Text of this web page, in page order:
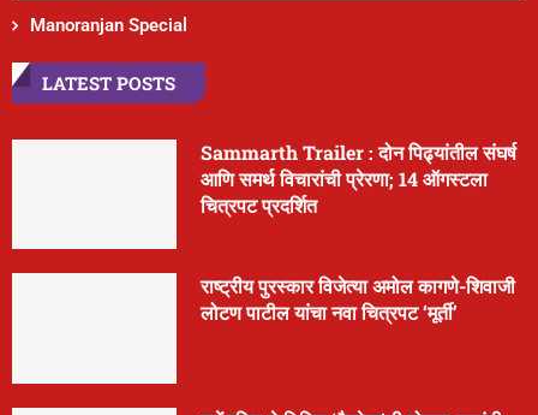
Manoranjan Special
LATEST POSTS
Sammarth Trailer : दोन पिढ्यांतील संघर्ष
आणि समर्थ विचारांची प्रेरणा; 14 ऑगस्टला
चित्रपट प्रदर्शित
राष्ट्रीय पुरस्कार विजेत्या अमोल कागणे-शिवाजी
लोटण पाटील यांचा नवा चित्रपट ‘मूर्ती’